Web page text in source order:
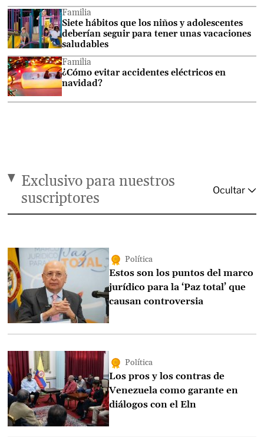
Familia
Siete hábitos que los niños y adolescentes
deberían seguir para tener unas vacaciones
saludables
Familia
¿Cómo evitar accidentes eléctricos en
navidad?
Exclusivo para nuestros
suscriptores
Política
Estos son los puntos del marco
jurídico para la ‘Paz total’ que
causan controversia
Política
Los pros y los contras de
Venezuela como garante en
diálogos con el Eln